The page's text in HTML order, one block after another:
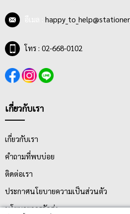
โทร : 02-668-0102
เกี่ยวกับเรา
เกี่ยวกับเรา
คำถามที่พบบ่อย
ติดต่อเรา
ประกาศนโยบายความเป็นส่วนตัว
นโยบายการจัดส่ง